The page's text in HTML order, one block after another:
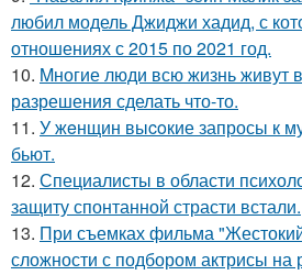
любил модель Джиджи хадид, с
отношениях с 2015 по 2021 год.
10. Mногие люди всю жизнь живут
разрешения сделать что-то.
11. У жeнщин выcoкие запросы к
бьют.
12. Специалисты в области
защиту спонтанной страсти встали.
13. При съемках фильма
сложности с подбором актрисы на